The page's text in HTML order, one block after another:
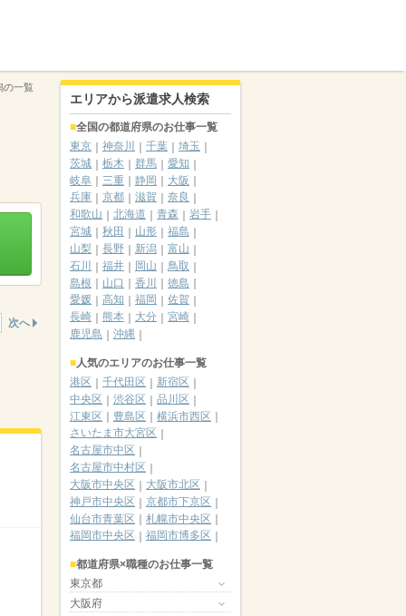
一覧
次へ
エリアから派遣求人検索
全国の都道府県のお仕事一覧
東京
神奈川 千葉
埼玉
茨城
栃木 群馬
愛知
岐阜
三重 静岡
大阪
兵庫
京都 滋賀
奈良
和歌山
北海道 青森
岩手
宮城
秋田 山形
福島
山梨
長野 新潟
富山
石川
福井 岡山
鳥取
島根
山口 香川
徳島
愛媛
高知 福岡
佐賀
長崎
熊本 大分
宮崎
鹿児島
沖縄
人気のエリアのお仕事一覧
港区
千代田区
新宿区
中央区
渋谷区
品川区
江東区
豊島区
横浜市西区
さいたま市大宮区
名古屋市中区
名古屋市中村区
大阪市中央区
大阪市北区
神戸市中央区
京都市下京区
仙台市青葉区
札幌市中央区
福岡市中央区
福岡市博多区
都道府県×職種のお仕事一覧
東京都
大阪府